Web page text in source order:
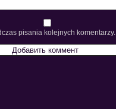
pisania kolejnych komentarzy.